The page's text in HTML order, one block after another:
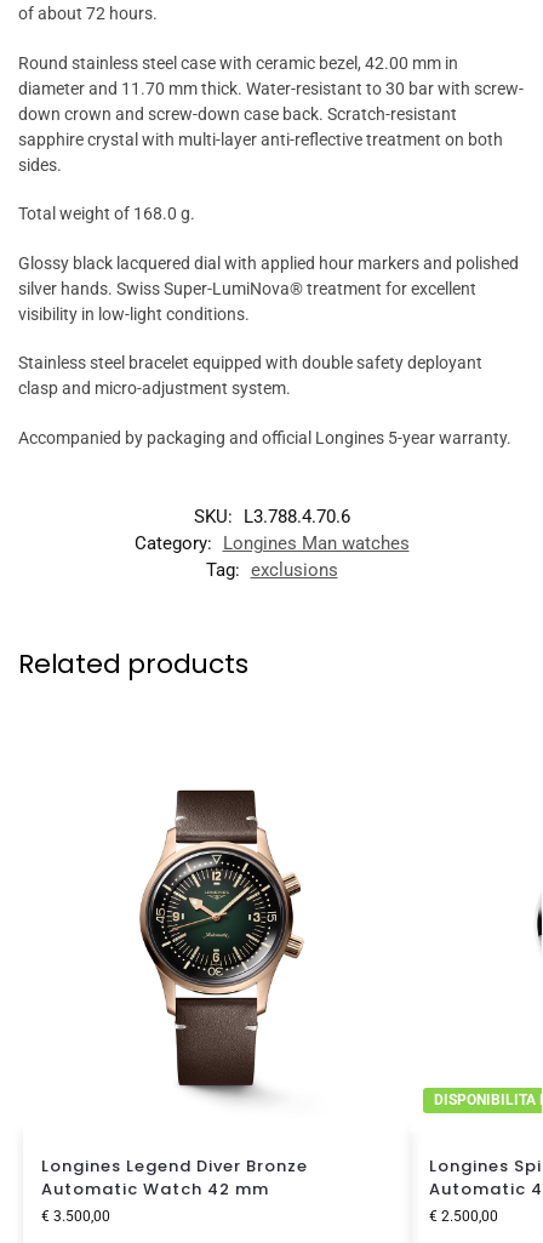
of about 72 hours.
Round stainless steel case with ceramic bezel, 42.00 mm in
diameter and 11.70 mm thick. Water-resistant to 30 bar with screw-
down crown and screw-down case back. Scratch-resistant
sapphire crystal with multi-layer anti-reflective treatment on both
sides.
Total weight of 168.0 g.
Glossy black lacquered dial with applied hour markers and polished
silver hands. Swiss Super-LumiNova® treatment for excellent
visibility in low-light conditions.
Stainless steel bracelet equipped with double safety deployant
clasp and micro-adjustment system.
Accompanied by packaging and official Longines 5-year warranty.
SKU:
L3.788.4.70.6
Category:
Longines Man watches
Tag: exclusions
Related products
Longines Legend Diver Bronze
Automatic Watch 42 mm
€3.500,00
DISPONIBILITA
Longines
Automatic
€2.500,00